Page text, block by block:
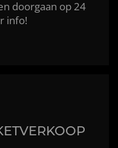
doorgaan op 24
info!